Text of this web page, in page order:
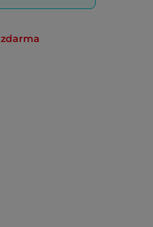
zdarma